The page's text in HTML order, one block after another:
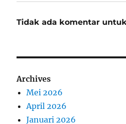
Tidak ada komentar
Archives
Mei 2026
April 2026
Januari 2026